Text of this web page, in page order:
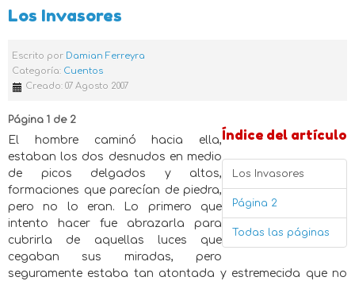
Los Invasores
Escrito por Damian Ferreyra
Categoría: Cuentos
Creado: 07 Agosto 2007
Índice del artículo
Los Invasores
Página 2
Todas las páginas
Página 1 de 2
El hombre caminó hacia ella,
estaban los dos desnudos en medio
de picos delgados y altos,
formaciones que parecían de piedra,
pero no lo eran. Lo primero que
intento hacer fue abrazarla para
cubrirla de aquellas luces que
cegaban sus miradas, pero
seguramente estaba tan atontada y estremecida que no